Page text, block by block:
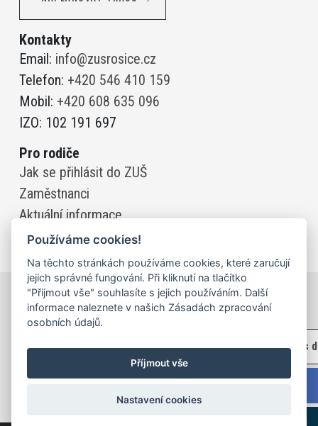
Zápis
Kontakty
Email: info@zusrosice.cz
Telefon: +420 546 410 159
Mobil: +420 608 635 096
IZO: 102 191 697
Pro rodiče
Jak se přihlásit do ZUŠ
Zaměstnanci
Aktuální informace
Zřizovatelem ZUŠ Rosice je
Jihomoravský kraj
©2023 ZUŠ Rosice | Základní
z Moravy
Používáme cookies!
Na těchto stránkách používáme cookies, které zaručují
jejich správné fungování. Při kliknutí na tlačítko
"Přijmout vše" souhlasíte s jejich používáním. Další
informace naleznete v našich Zásadách zpracování
osobních údajů.
Příjmout vše
Nastavení cookies